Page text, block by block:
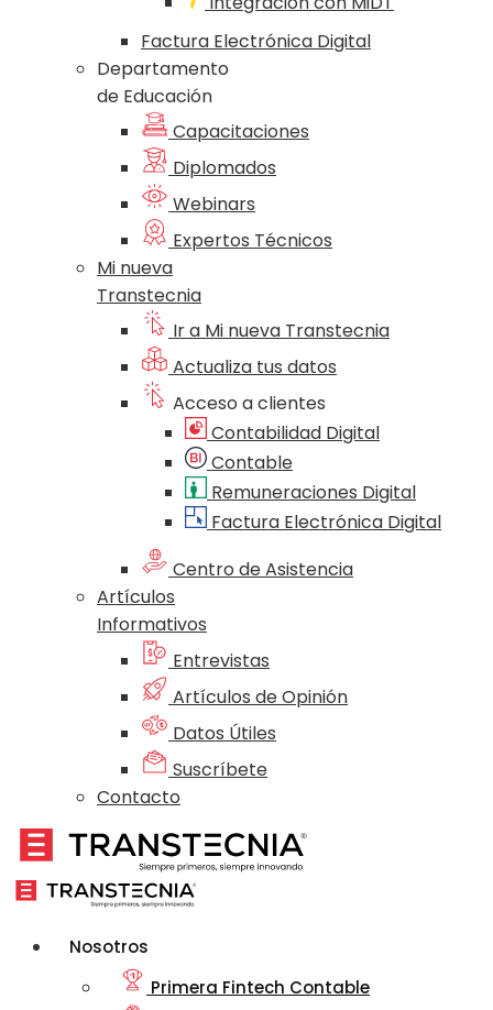
Factura Electrónica Digital
Departamento
de Educación
Capacitaciones
Diplomados
Webinars
Expertos Técnicos
Mi nueva
Transtecnia
Ir a Mi nueva Transtecnia
Actualiza tus datos
Acceso a clientes
Contabilidad Digital
Contable
Remuneraciones Digital
Factura Electrónica Digital
Centro de Asistencia
Artículos
Informativos
Entrevistas
Artículos de Opinión
Datos Útiles
Suscríbete
Contacto
Nosotros
Primera Fintech Contable